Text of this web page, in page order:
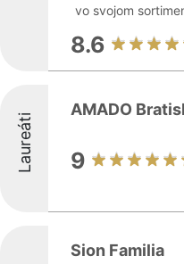
vo svojom
8.6
Laureáti
AMADO
9
Sion Familia